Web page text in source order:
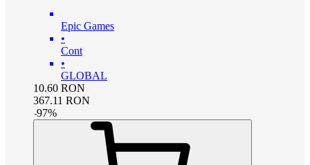
Epic Games
•
Cont
•
GLOBAL
10.60 RON
367.11 RON
-97%